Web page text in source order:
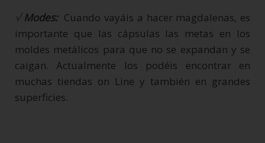
√Modes:Cuando vayáis a hacer magdalenas, es
importante que las cápsulas las metas en los
moldes metálicos para que no se expandan y se
caigan. Actualmente los podéis encontrar en
muchas tiendas on Line y también en grandes
superficies.